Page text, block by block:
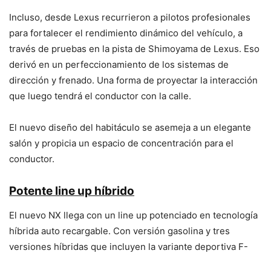
Incluso, desde Lexus recurrieron a pilotos profesionales
para fortalecer el rendimiento dinámico del vehículo, a
través de pruebas en la pista de Shimoyama de Lexus. Eso
derivó en un perfeccionamiento de los sistemas de
dirección y frenado. Una forma de proyectar la interacción
que luego tendrá el conductor con la calle.
El nuevo diseño del habitáculo se asemeja a un elegante
salón y propicia un espacio de concentración para el
conductor.
Potente line up híbrido
El nuevo NX llega con un line up potenciado en tecnología
híbrida auto recargable. Con versión gasolina y tres
versiones híbridas que incluyen la variante deportiva F-